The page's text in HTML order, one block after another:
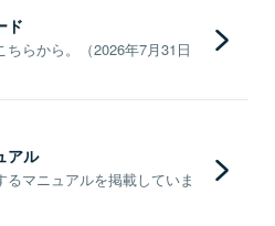
ド
らから。（2026年7月31日
アル
マニュアルを掲載していま